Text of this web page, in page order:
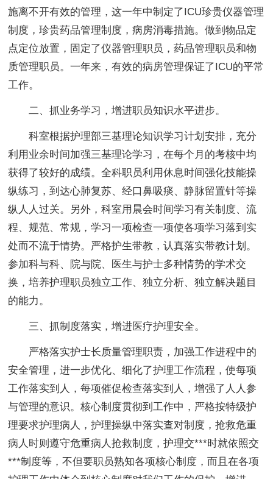
施离不开有效的管理，这一年中制定了ICU珍贵仪器管理
制度，珍贵药品管理制度，病房消毒措施。做到物品定
点定位放置，固定了仪器管理职员，药品管理职员和物
质管理职员。一年来，有效的病房管理保证了ICU的平常
工作。
二、抓业务学习，增进职员知识水平进步。
科室根据护理部三基理论知识学习计划安排，充分
利用业余时间加强三基理论学习，在每个月的考核中均
获得了较好的成绩。全科职员利用休息时间强化技能操
纵练习，到达心肺复苏、经口鼻吸痰、静脉留置针等操
纵人人过关。另外，科室用晨会时间学习有关制度、流
程、规范、常规，学习一项检查一项使各项学习落到实
处而不流于情势。严格护生带教，认真落实带教计划。
参加科与科、院与院、医生与护士多种情势的学术交
换，培养护理职员独立工作、独立分析、独立解决题目
的能力。
三、抓制度落实，增进医疗护理安全。
严格落实护士长质量管理职责，加强工作进程中的
安全管理，进一步优化、细化了护理工作流程，使每项
工作落实到人，每项催促检查落实到人，增强了人人参
与管理的意识。核心制度贯彻到工作中，严格按特级护
理要求护理病人，护理操纵中落实查对制度，抢救危重
病人时则遵守危重病人抢救制度，护理交***时就依照交
***制度等，不但要职员熟知各项核心制度，而且在各项